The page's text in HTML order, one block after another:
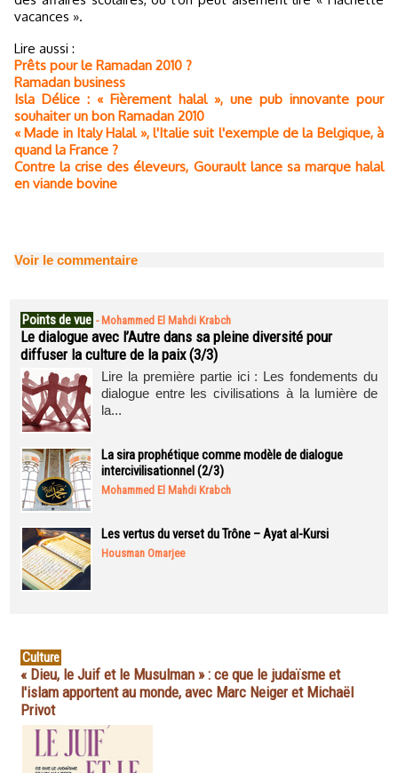
vacances ».
Lire aussi :
Prêts pour le Ramadan 2010 ?
Ramadan business
Isla Délice : « Fièrement halal », une pub innovante pour
souhaiter un bon Ramadan 2010
« Made in Italy Halal », l'Italie suit l'exemple de la Belgique, à
quand la France ?
Contre la crise des éleveurs, Gourault lance sa marque halal
en viande bovine
Voir le commentaire
Points de vue - Mohammed El Mahdi Krabch
Le dialogue avec l’Autre dans sa pleine diversité pour
diffuser la culture de la paix (3/3)
Lire la première partie ici : Les fondements du
dialogue entre les civilisations à la lumière de
la...
La sira prophétique comme modèle de dialogue
intercivilisationnel (2/3)
Mohammed El Mahdi Krabch
Les vertus du verset du Trône – Ayat al-Kursi
Housman Omarjee
Culture
« Dieu, le Juif et le Musulman » : ce que le judaïsme et
l'islam apportent au monde, avec Marc Neiger et Michaël
Privot